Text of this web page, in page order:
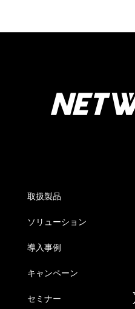
取扱製品
ソリューション
導入事例
キャンペーン
セミナー